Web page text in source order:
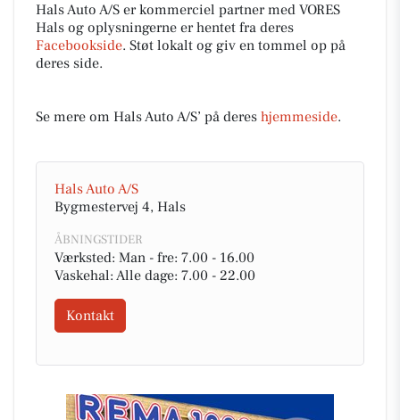
Hals Auto A/S er kommerciel partner med VORES
Hals og oplysningerne er hentet fra deres
Facebookside. Støt lokalt og giv en tommel op på
deres side.
Se mere om Hals Auto A/S’ på deres hjemmeside.
Hals Auto A/S
Bygmestervej 4, Hals
ÅBNINGSTIDER
Værksted: Man - fre: 7.00 - 16.00
Vaskehal: Alle dage: 7.00 - 22.00
Kontakt